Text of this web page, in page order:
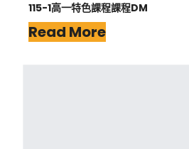
115-1高一特色課程課程DM
Read More